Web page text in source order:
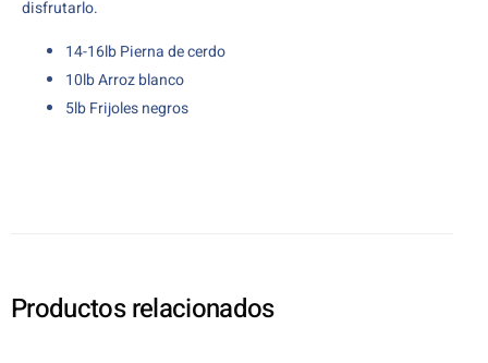
disfrutarlo.
14-16lb Pierna de cerdo
10lb Arroz blanco
5lb Frijoles negros
Productos relacionados